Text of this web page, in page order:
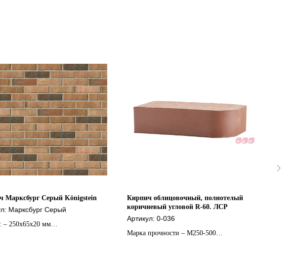
Марксбург Серый Königstein
Марксбург Серый
– 250х65х20 мм
Кирпич облицовочный, полнотелый
коричневый угловой R-60. ЛСР
Артикул: 0-036
Марка прочности – М250-500